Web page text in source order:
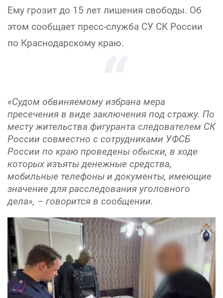
Ему грозит до 15 лет лишения свободы. Об
этом сообщает пресс-служба СУ СК России
по Краснодарскому краю.
«Судом обвиняемому избрана мера
пресечения в виде заключения под стражу. По
месту жительства фигуранта следователем СК
России совместно с сотрудниками УФСБ
России по краю проведены обыски, в ходе
которых изъяты денежные средства,
мобильные телефоны и документы, имеющие
значение для расследования уголовного
дела», – говорится в сообщении.